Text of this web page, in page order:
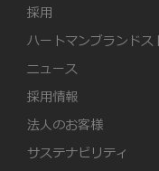
採用
ハートマンブランドス
ニュース
採用情報
法人のお客様
サステナビリティ